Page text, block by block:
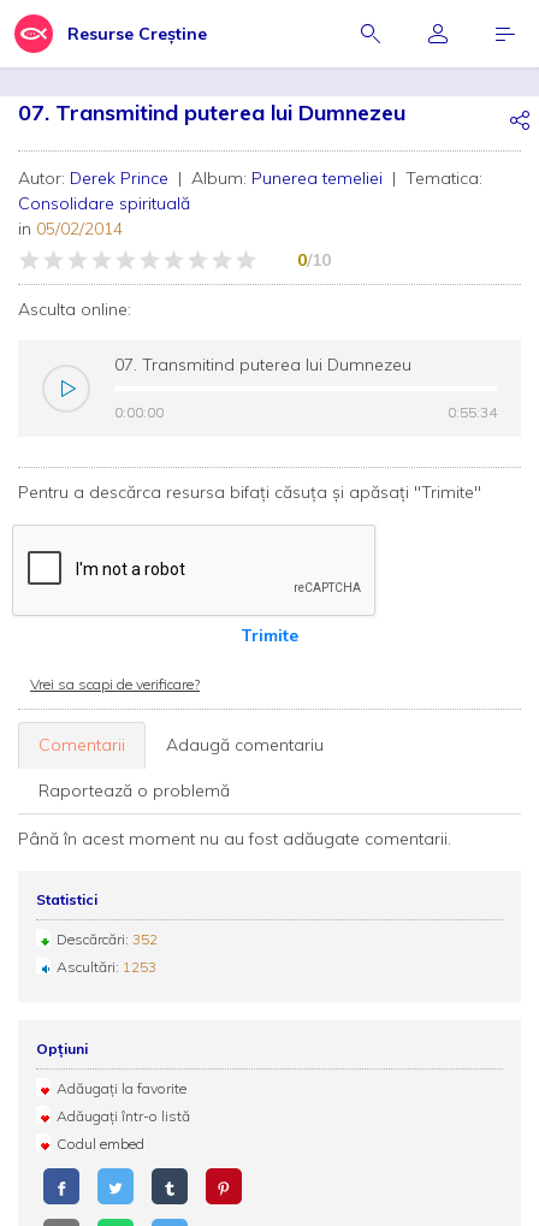
Resurse Creștine
07. Transmitind puterea lui Dumnezeu
Autor: Derek Prince | Album: Punerea temeliei | Tematica:
Consolidare spirituală
in 05/02/2014
0/10
Asculta online:
07. Transmitind puterea lui Dumnezeu
0:00:00 0:55:34
0:00:00 0:55:34
Pentru a descărca resursa bifați căsuța și apăsați "Trimite"
Trimite
Vrei sa scapi de verificare?
Comentarii Adaugă comentariu
Raportează o problemă
Până în acest moment nu au fost adăugate comentarii.
Statistici
Descărcări: 352
Ascultări: 1253
Opțiuni
Adăugați la favorite
Adăugați într-o listă
Codul embed